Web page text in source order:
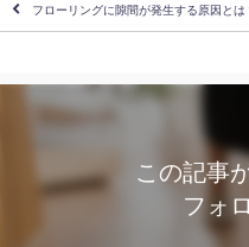
フローリングに隙間が発生する原因とは
この記事
フォ